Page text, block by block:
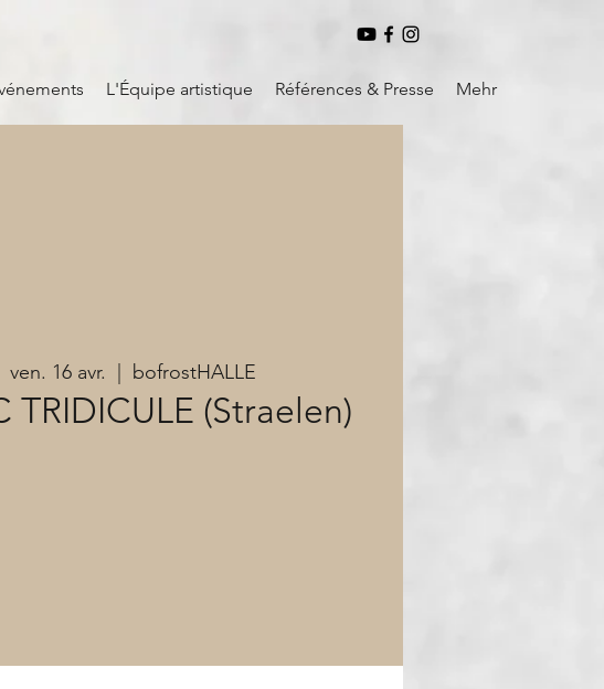
L'Équipe artistique Références & Presse Mehr
ven. 16 avr.
  |
bofrostHALLE
TRIDICULE (Straelen)